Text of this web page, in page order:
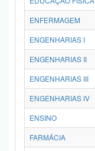
ENFERMAGEM
ENGENHARIAS I
ENGENHARIAS II
ENGENHARIAS III
ENGENHARIAS IV
ENSINO
FARMÁCIA